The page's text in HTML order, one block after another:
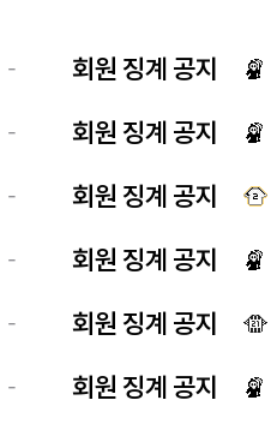
- 회원 징계 공지
- 회원 징계 공지
- 회원 징계 공지
- 회원 징계 공지
- 회원 징계 공지
- 회원 징계 공지